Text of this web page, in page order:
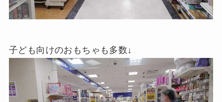
子ども向けのおもちゃも多数↓